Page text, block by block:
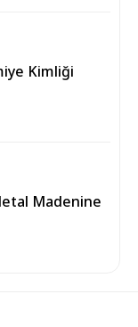
Kimliği
Madenine